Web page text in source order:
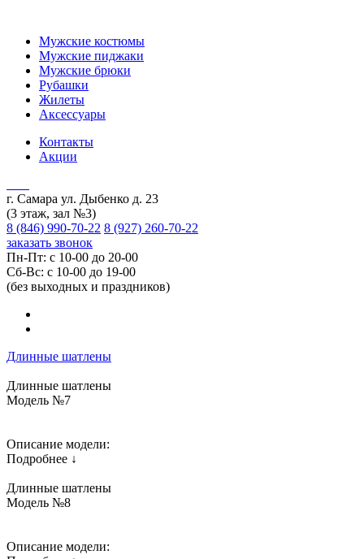
Мужские костюмы
Мужские пиджаки
Мужские брюки
Рубашки
Жилеты
Аксессуары
Контакты
Акции
г. Самара ул. Дыбенко д. 23
(3 этаж, зал №3)
8 (846) 990-70-22 8 (927) 260-70-22
заказать звонок
Пн-Пт: с 10-00 до 20-00
Сб-Вс: с 10-00 до 19-00
(без выходных и праздников)
Длинные шатлены
Длинные шатлены
Модель №7
Описание модели:
Подробнее ↓
Длинные шатлены
Модель №8
Описание модели: